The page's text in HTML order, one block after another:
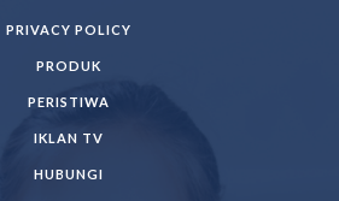
PRIVACY POLICY
PRODUK
PERISTIWA
IKLAN TV
HUBUNGI